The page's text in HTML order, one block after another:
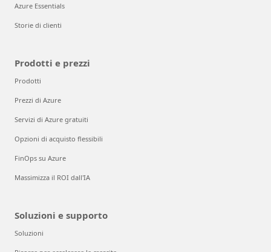
Azure Essentials
Storie di clienti
Prodotti e prezzi
Prodotti
Prezzi di Azure
Servizi di Azure gratuiti
Opzioni di acquisto flessibili
FinOps su Azure
Massimizza il ROI dall'IA
Soluzioni e supporto
Soluzioni